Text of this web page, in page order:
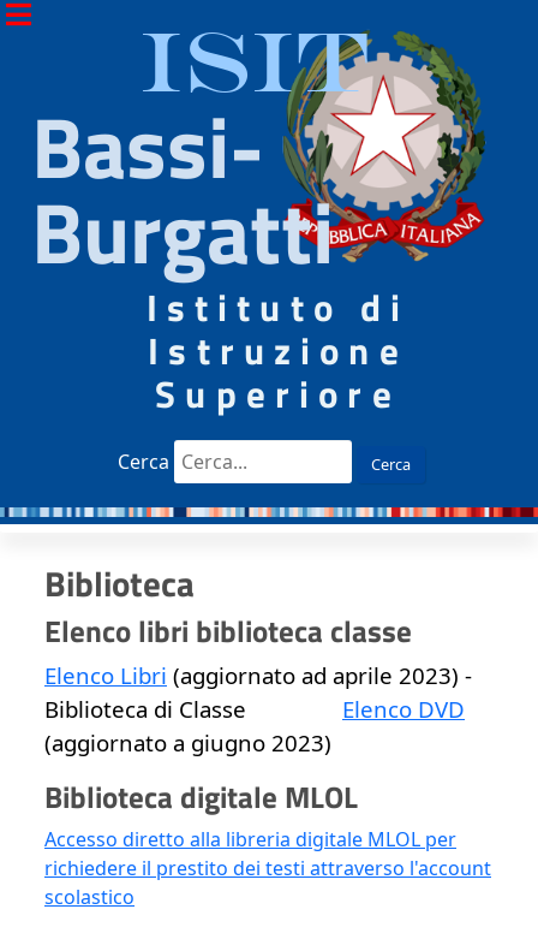
ISIT
Bassi-
Burgatti
Istituto di
Istruzione
Superiore
Cerca Cerca
Biblioteca
Elenco libri biblioteca classe
Elenco Libri (aggiornato ad aprile 2023) -
Biblioteca di Classe
Elenco DVD
(aggiornato a giugno 2023)
Biblioteca digitale MLOL
Accesso diretto alla libreria digitale MLOL per
richiedere il prestito dei testi attraverso l'account
scolastico